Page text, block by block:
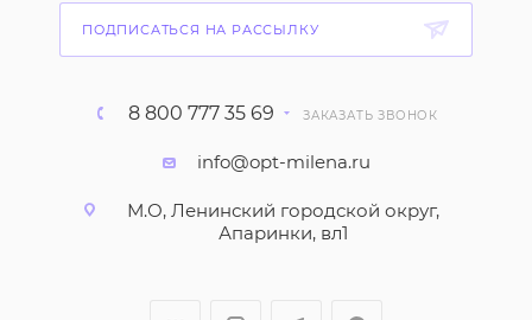
ПОДПИСАТЬСЯ НА РАССЫЛКУ
8 800 777 35 69 ЗАКАЗАТЬ ЗВОНОК
info@opt-milena.ru
М.О, Ленинский городской округ,
Апаринки, вл1